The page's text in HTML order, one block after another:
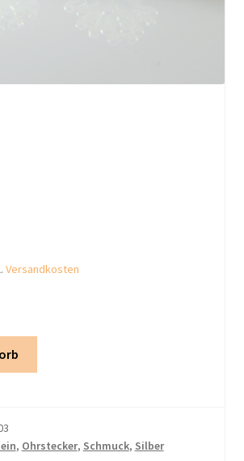
Versandkosten
, Ohrstecker, Schmuck, Silber